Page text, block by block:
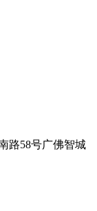
路58号广佛智城